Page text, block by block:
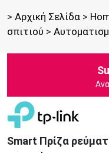
> Αρχική Σελίδα >
σπιτιού >
Smart Πρίζα